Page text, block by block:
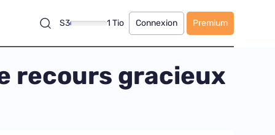
S3 1 Tio Connexion Premium
recours gracieux